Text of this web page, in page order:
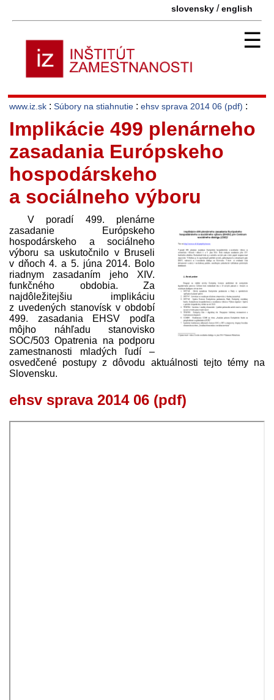
slovensky /english
☰
www.iz.sk : Súbory na stiahnutie : ehsv sprava 2014 06 (pdf) :
Implikácie 499 plenárneho
zasadania Európskeho
hospodárskeho
a sociálneho výboru
V poradí 499. plenárne
zasadanie Európskeho
hospodárskeho a sociálneho
výboru sa uskutočnilo v Bruseli
v dňoch 4. a 5. júna 2014. Bolo
riadnym zasadaním jeho XIV.
funkčného obdobia. Za
najdôležitejšiu implikáciu
z uvedených stanovísk v období
499. zasadania EHSV podľa
môjho náhľadu stanovisko
SOC/503 Opatrenia na podporu
zamestnanosti mladých ľudí –
osvedčené postupy z dôvodu aktuálnosti tejto témy na
Slovensku.
ehsv sprava 2014 06 (pdf)